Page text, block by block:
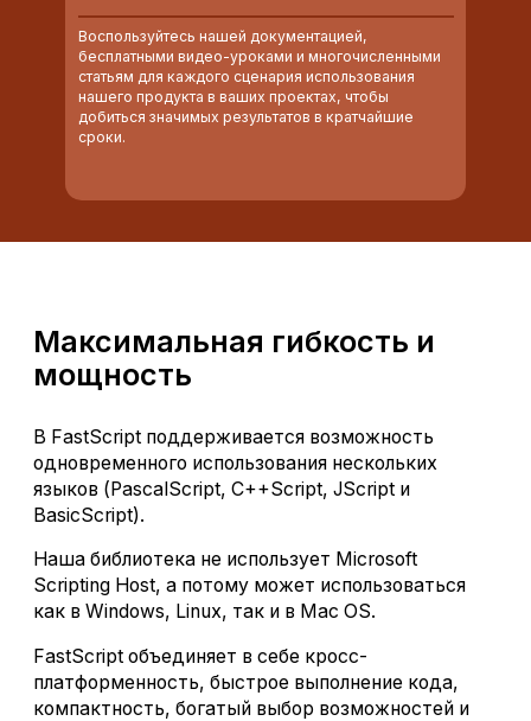
Воспользуйтесь нашей документацией,
бесплатными видео-уроками и многочисленными
статьям для каждого сценария использования
нашего продукта в ваших проектах, чтобы
добиться значимых результатов в кратчайшие
сроки.
Максимальная гибкость и
мощность
В FastScript поддерживается возможность
одновременного использования нескольких
языков (PascalScript, C++Script, JScript и
BasicScript).
Наша библиотека не использует Microsoft
Scripting Host, а потому может использоваться
как в Windows, Linux, так и в Mac OS.
FastScript объединяет в себе кросс-
платформенность, быстрое выполнение кода,
компактность, богатый выбор возможностей и